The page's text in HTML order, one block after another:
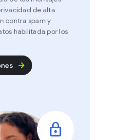
de alta
spam y
habilitada por los